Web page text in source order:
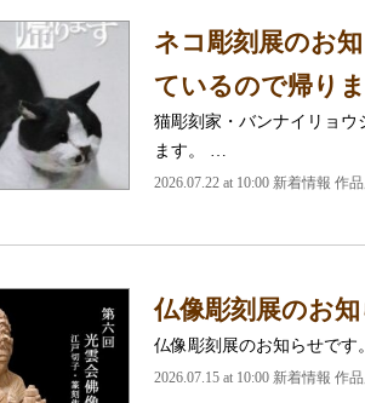
ネコ彫刻展のお
ているので帰り
猫彫刻家・バンナイリョ
ます。 …
2026.07.22 at 10:00 新着情報 作
仏像彫刻展のお
仏像彫刻展のお知らせです
2026.07.15 at 10:00 新着情報 作